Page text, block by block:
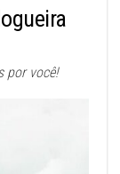
por você!